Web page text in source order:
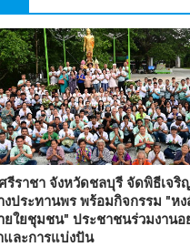
รีราชา จังหวัดชลบุรี จัดพิธีเจ
ประทานพร พร้อมกิจกรรม "ห
ยใยชุมชน" ประชาชนร่วมงาน
ละการแบ่งปัน